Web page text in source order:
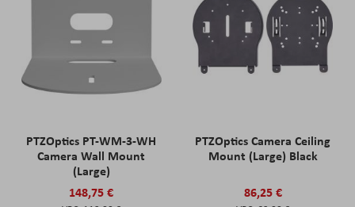
PTZOptics PT-WM-3-WH
Camera Wall Mount
(Large)
148,75 €
PTZOptics Camera Ceiling
Mount (Large) Black
86,25 €